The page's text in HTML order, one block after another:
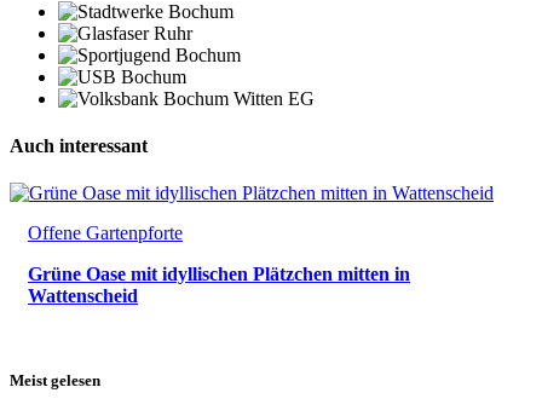
Auch interessant
Offene Gartenpforte
Grüne Oase mit idyllischen Plätzchen mitten in
Wattenscheid
Meist gelesen